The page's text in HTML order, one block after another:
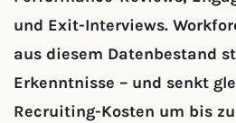
und Exit-Interviews.
aus diesem Datenbestand
Erkenntnisse – und senkt
Recruiting-Kosten um bis